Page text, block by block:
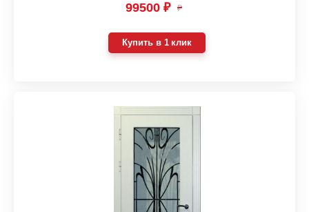
99500 ₽ ₽
Купить в 1 клик